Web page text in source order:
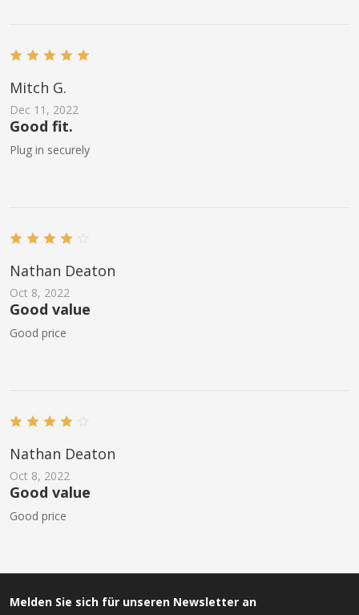
Mitch G.
Dec 11, 2022
Good fit.
Plug in securely
Nathan Deaton
Oct 8, 2022
Good value
Good price
Nathan Deaton
Oct 8, 2022
Good value
Good price
Melden Sie sich für unseren Newsletter an